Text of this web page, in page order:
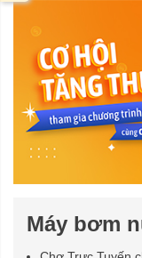
Máy bơm